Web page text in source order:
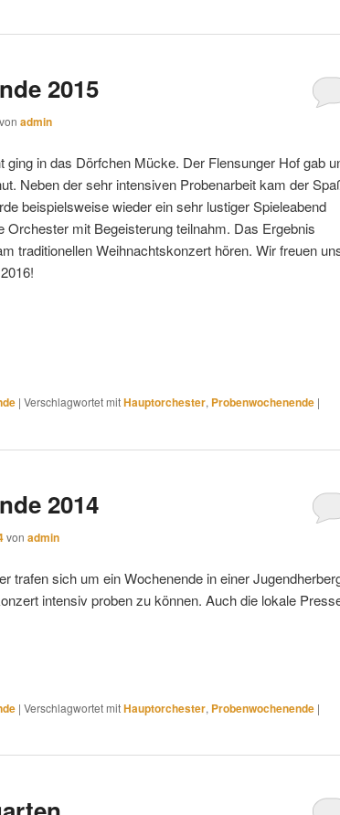
2015
von admin
ging in das Dörfchen Mücke. Der Flensunger Hof gab
Neben der sehr intensiven Probenarbeit kam der
beispielsweise wieder ein sehr lustiger Spieleabend
Orchester mit Begeisterung teilnahm. Das Ergebnis
traditionellen Weihnachtskonzert hören. Wir freuen
| Verschlagwortet mitHauptorchester, Probenwochenende |
2014
von admin
trafen sich um ein Wochenende in einer
intensiv proben zu können. Auch die lokale
| Verschlagwortet mitHauptorchester, Probenwochenende |